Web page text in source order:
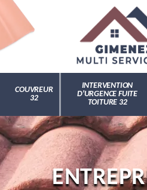
COUVREUR
32
INTERVENTION
D'URGENCE FUITE
TOITURE 32